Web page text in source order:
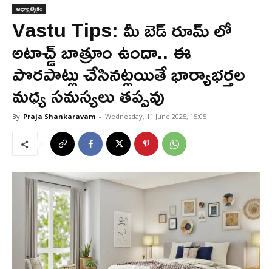
ఆధ్యాత్మికం
Vastu Tips: మీ బెడ్ రూమ్ లో
అటాచ్డ్ బాత్రూం ఉందా.. ఈ
పొరపాట్లు చేసినట్లయితే భార్యాభర్తల
మధ్య సమస్యలు తప్పవు
By Praja Shankaravam - Wednesday, 11 June 2025, 15:05